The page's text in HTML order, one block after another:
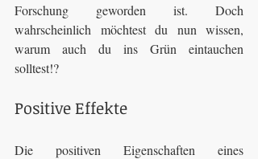
Forschung geworden ist. Doch
wahrscheinlich möchtest du nun wissen,
warum auch du ins Grün eintauchen
solltest!?
Positive Effekte
Die positiven Eigenschaften eines